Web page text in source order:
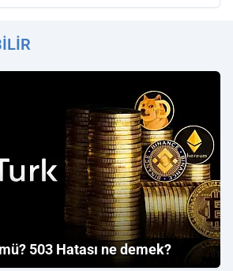
503 Hatası ne demek?